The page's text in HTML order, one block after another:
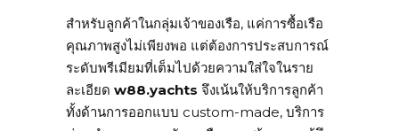
สำหรับลูกค้าในกลุ่มเจ้าของเรือ, แค่การซื้อเรือ
คุณภาพสูงไม่เพียงพอ แต่ต้องการประสบการณ์
ระดับพรีเมียมที่เต็มไปด้วยความใส่ใจในราย
ละเอียด w88.yachts จึงเน้นให้บริการลูกค้า
ทั้งด้านการออกแบบ custom-made, บริการ